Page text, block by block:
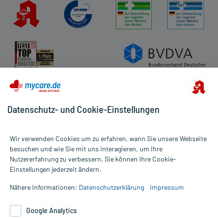
Alle Preise gelten inkl. MwSt., ggf. zzgl. Versandkosten
Informationen auf dieser Website werden ausschließlich für
die Untersuchung und Behandlung durch einen Arzt. Bitte
Therapien eingeleitet werden können. | Diese Webseite benutzt
Datenschutz- und Cookie-Einstellungen
Wir verwenden Cookies um zu erfahren, wann Sie unsere Webseite
besuchen und wie Sie mit uns interagieren, um Ihre
Nutzererfahrung zu verbessern. Sie können Ihre Cookie-
Einstellungen jederzeit ändern.
Nähere Informationen: Datenschutzerklärung Impressum
Google Analytics